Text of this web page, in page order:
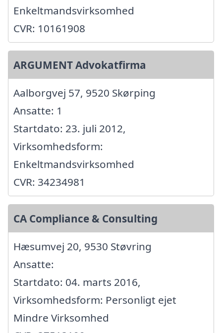
Enkeltmandsvirksomhed
CVR: 10161908
ARGUMENT Advokatfirma
Aalborgvej 57, 9520 Skørping
Ansatte: 1
Startdato: 23. juli 2012,
Virksomhedsform:
Enkeltmandsvirksomhed
CVR: 34234981
CA Compliance & Consulting
Hæsumvej 20, 9530 Støvring
Ansatte:
Startdato: 04. marts 2016,
Virksomhedsform: Personligt ejet
Mindre Virksomhed